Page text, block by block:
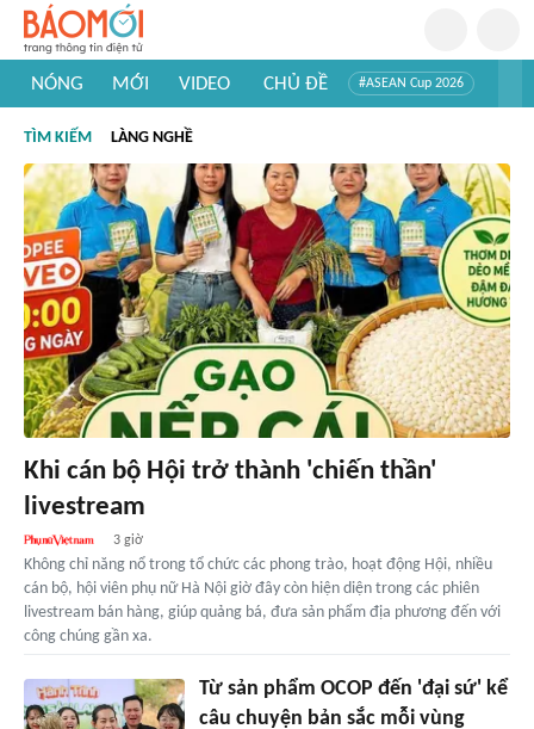
NÓNG MỚI VIDEO CHỦ ĐỀ #ASEAN Cup 2026
#Khám phá Việt Nam
TÌM KIẾM LÀNG NGHỀ
Khi cán bộ Hội trở thành 'chiến thần'
livestream
3 giờ
Không chỉ năng nổ trong tổ chức các phong trào, hoạt động Hội, nhiều
cán bộ, hội viên phụ nữ Hà Nội giờ đây còn hiện diện trong các phiên
livestream bán hàng, giúp quảng bá, đưa sản phẩm địa phương đến với
công chúng gần xa.
Từ sản phẩm OCOP đến 'đại sứ' kể
câu chuyện bản sắc mỗi vùng